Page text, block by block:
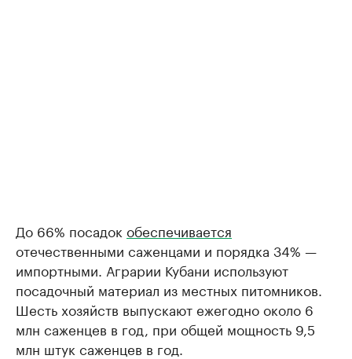
До 66% посадок обеспечивается
отечественными саженцами и порядка 34% —
импортными. Аграрии Кубани используют
посадочный материал из местных питомников.
Шесть хозяйств выпускают ежегодно около 6
млн саженцев в год, при общей мощность 9,5
млн штук саженцев в год.